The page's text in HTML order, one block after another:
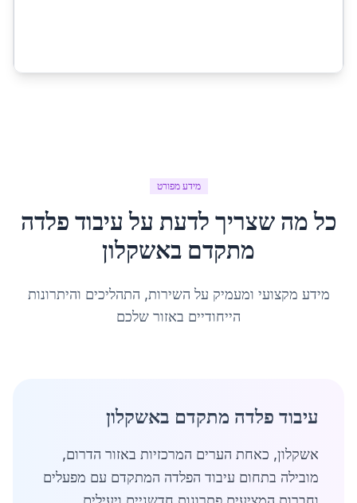
מידע מפורט
כל מה שצריך לדעת עלעיבוד פלדה
מתקדם באשקלון
מידע מקצועי ומעמיק על השירות, התהליכים והיתרונות
הייחודיים באזור שלכם
עיבוד פלדה מתקדם באשקלון
אשקלון, כאחת הערים המרכזיות באזור הדרום,
מובילה בתחום עיבוד הפלדה המתקדם עם מפעלים